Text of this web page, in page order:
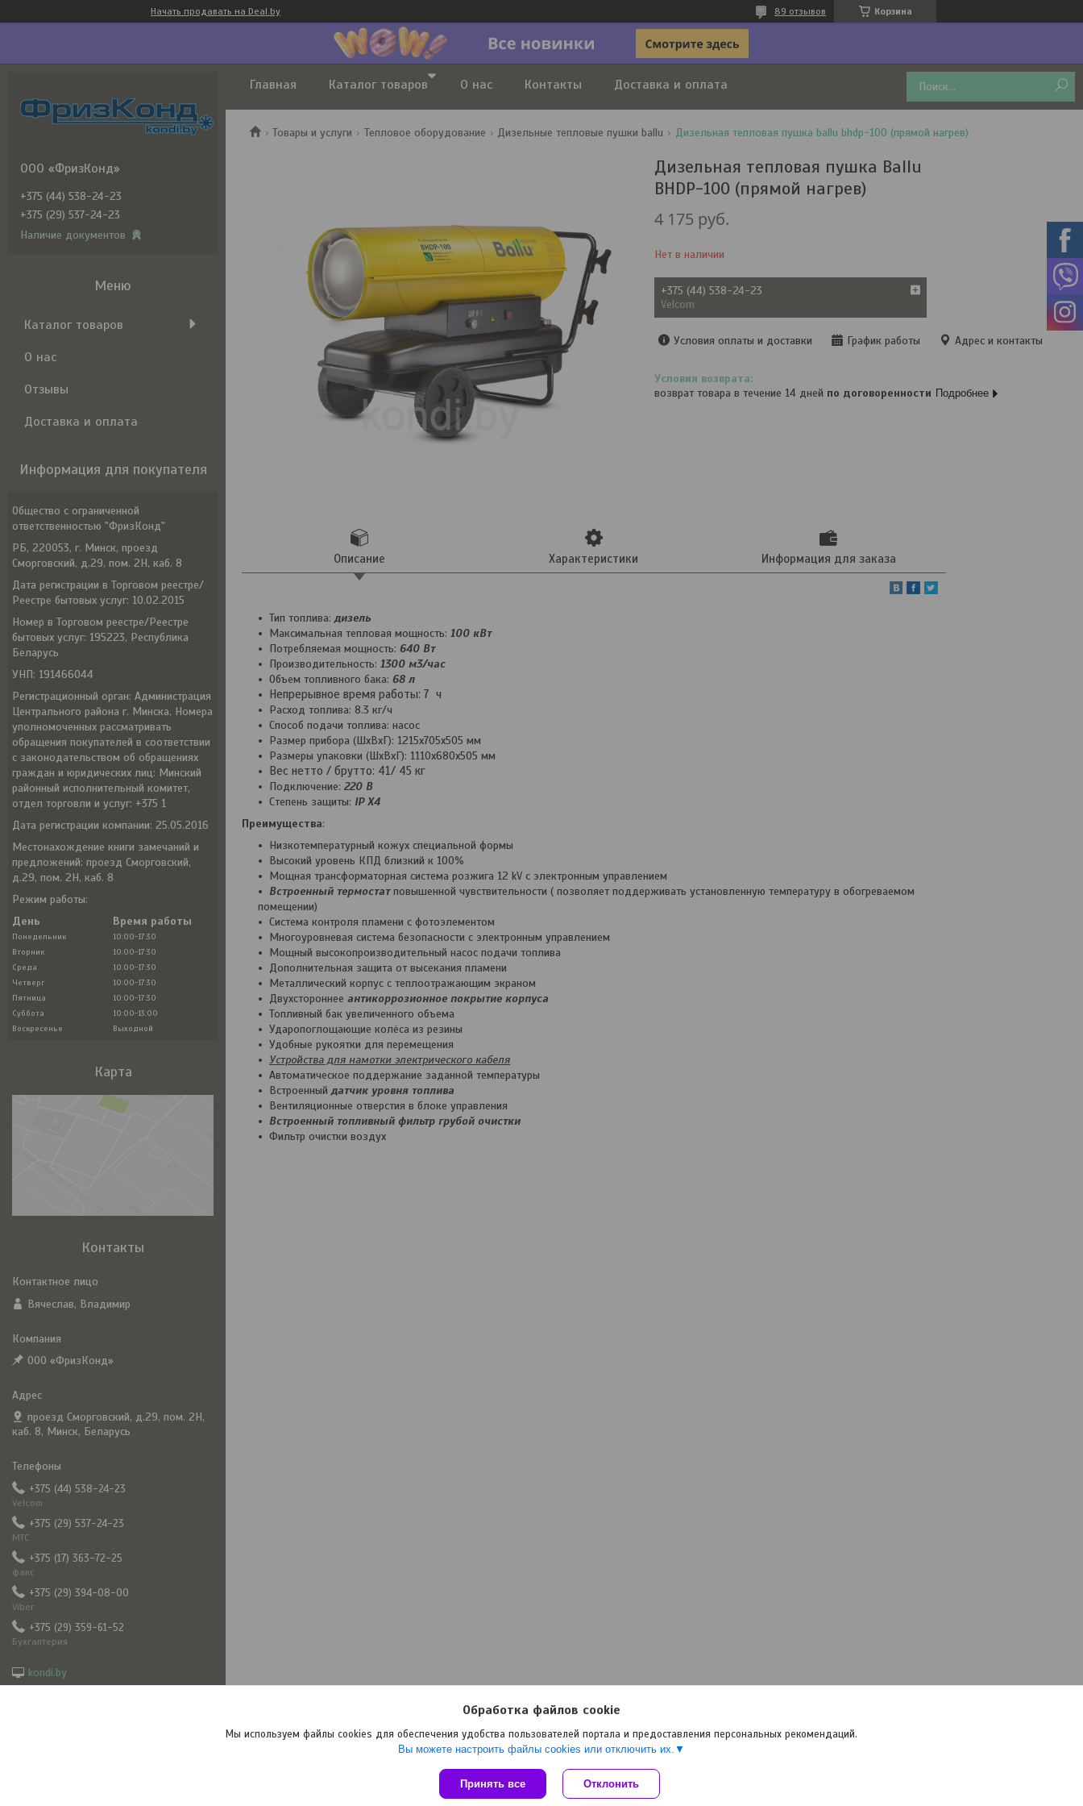
Начать продавать на Deal.by Корзина
89 отзывов
Главная Каталог товаров О нас Контакты Доставка и оплата
Товары и услуги Тепловое оборудование Дизельные тепловые пушки ballu Дизельная тепловая пушка ballu bhdp-100 (прямой нагрев)
Дизельная тепловая пушка Ballu
BHDP-100 (прямой нагрев)
4 175 руб.
Нет в наличии
+375 (44) 538-24-23
Velcom
Условия оплаты и доставки График работы Адрес и контакты
возврат товара в течение 14 дней по договоренности Подробнее
Описание Характеристики Информация для заказа
Тип топлива: дизель
Максимальная тепловая мощность: 100 кВт
Потребляемая мощность: 640 Вт
Производительность: 1300 м3/час
Объем топливного бака: 68 л
Непрерывное время работы: 7 ч
Расход топлива: 8.3 кг/ч
Способ подачи топлива: насос
Размер прибора (ШхВхГ): 1215х705х505 мм
Размеры упаковки (ШxВxГ): 1110х680х505 мм
Вес нетто / брутто: 41/ 45 кг
Подключение: 220 В
Степень защиты: IP Х4
Преимущества:
Низкотемпературный кожух специальной формы
Высокий уровень КПД близкий к 100%
Мощная трансформаторная система розжига 12 kV с электронным управлением
Встроенный термостатповышенной чувствительности ( позволяет поддерживать установленную температуру в обогреваемом
помещении)
Система контроля пламени с фотоэлементом
Многоуровневая система безопасности с электронным управлением
Мощный высокопроизводительный насос подачи топлива
Дополнительная защита от высекания пламени
Металлический корпус с теплоотражающим экраном
Двухстороннее антикоррозионное покрытие корпуса
Топливный бак увеличенного объема
Ударопоглощающие колёса из резины
Удобные рукоятки для перемещения
Устройства для намотки электрического кабеля
Автоматическое поддержание заданной температуры
Встроенный датчик уровня топлива
Вентиляционные отверстия в блоке управления
Встроенный топливный фильтр грубой очистки
Фильтр очистки воздух
ООО «ФризКонд»
+375 (44) 538-24-23
+375 (29) 537-24-23
Наличие документов
Каталог товаров
О нас
Отзывы
Доставка и оплата
Информация для покупателя
Общество с ограниченной
ответственностью "ФризКонд"
РБ, 220053, г. Минск, проезд
Сморговский, д.29, пом. 2Н, каб. 8
Дата регистрации в Торговом реестре/
Реестре бытовых услуг: 10.02.2015
Номер в Торговом реестре/Реестре
бытовых услуг: 195223, Республика
Беларусь
УНП: 191466044
Регистрационный орган: Администрация
Центрального района г. Минска, Номера
уполномоченных рассматривать
обращения покупателей в соответствии
с законодательством об обращениях
граждан и юридических лиц: Минский
районный исполнительный комитет,
отдел торговли и услуг: +375 1
Дата регистрации компании: 25.05.2016
Местонахождение книги замечаний и
предложений: проезд Сморговский,
д.29, пом. 2Н, каб. 8
Режим работы:
День
Время работы
Понедельник
10:00-17:30
Вторник
10:00-17:30
Среда
10:00-17:30
Четверг
10:00-17:30
Пятница
10:00-17:30
Суббота
10:00-13:00
Воскресенье
Выходной
Карта
Контакты
Вячеслав, Владимир
ООО «ФризКонд»
проезд Сморговский, д.29, пом. 2Н,
каб. 8, Минск, Беларусь
+375 (44) 538-24-23
Velcom
+375 (29) 537-24-23
МТС
+375 (17) 363-72-25
факс
+375 (29) 394-08-00
Viber
+375 (29) 359-61-52
Бухгалтерия
kondi.by
Сайт создан на платформе Deal.by
Политика обработки файлов cookies
Обработка файлов cookie
Мы используем файлы cookies для обеспечения удобства пользователей портала и предоставления персональных рекомендаций.
Вы можете настроить файлы cookies или отключить их.
Принять все Отклонить